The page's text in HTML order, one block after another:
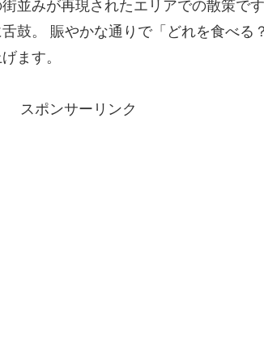
並みが再現されたエリアでの散策です
鼓。 賑やかな通りで「どれを食べる
ます。
スポンサーリンク